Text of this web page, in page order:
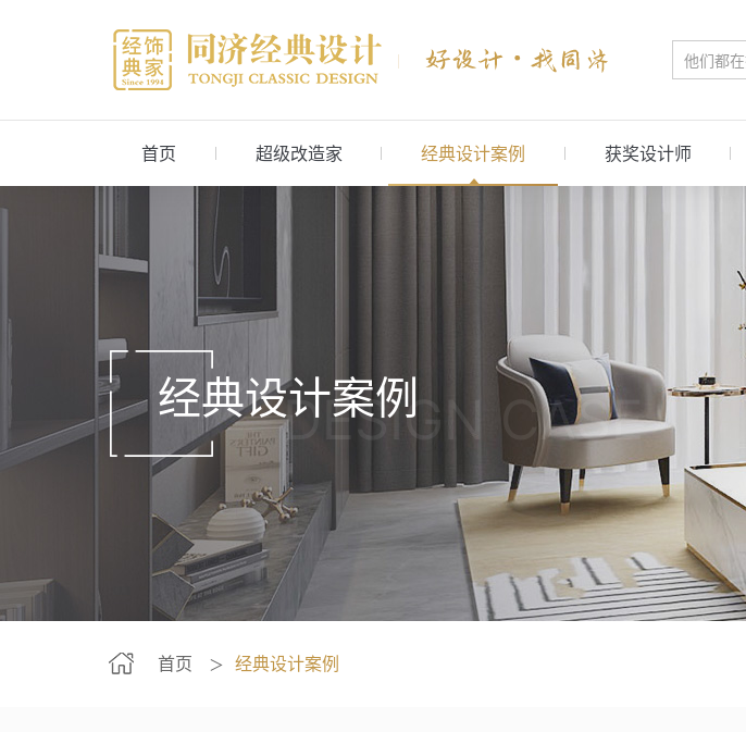
首页 超级改造家 经典设计案例 获奖设计师
经典设计案例DESIGN CASE
首页 ＞ 经典设计案例